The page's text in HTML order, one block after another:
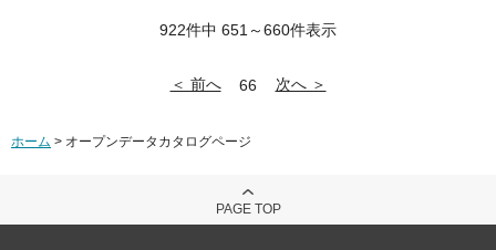
922件中 651～660件表示
＜ 前へ 66 次へ ＞
ホーム > オープンデータカタログページ
PAGE TOP